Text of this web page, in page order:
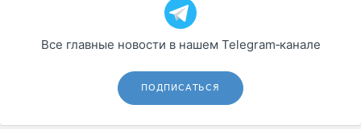
Все главные новости в нашем Telegram‑канале
ПОДПИСАТЬСЯ